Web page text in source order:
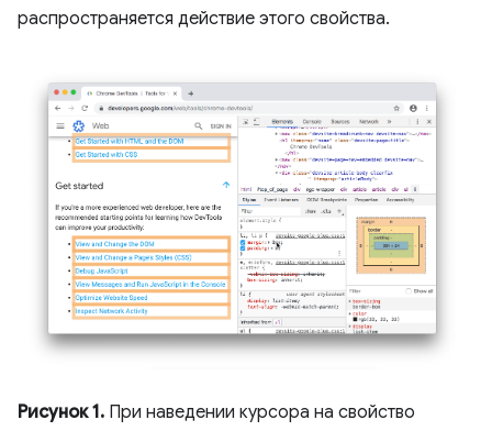
распространяется действие этого свойства.
Рисунок 1. При наведении курсора на свойство